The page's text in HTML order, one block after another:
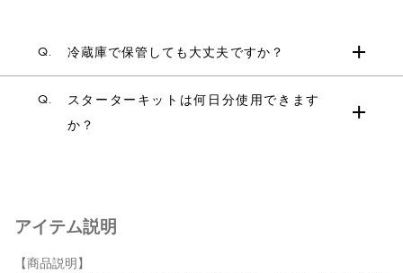
Q. 冷蔵庫で保管しても大丈夫ですか？
Q.
スターターキットは何日分使用できます
か？
アイテム説明
【商品説明】